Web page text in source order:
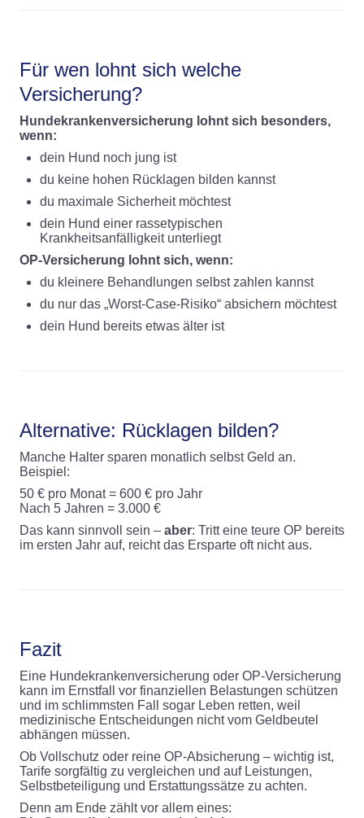
Für wen lohnt sich welche
Versicherung?
Hundekrankenversicherung lohnt sich besonders,
wenn:
dein Hund noch jung ist
du keine hohen Rücklagen bilden kannst
du maximale Sicherheit möchtest
dein Hund einer rassetypischen
Krankheitsanfälligkeit unterliegt
OP-Versicherung lohnt sich, wenn:
du kleinere Behandlungen selbst zahlen kannst
du nur das „Worst-Case-Risiko“ absichern möchtest
dein Hund bereits etwas älter ist
Alternative: Rücklagen bilden?
Manche Halter sparen monatlich selbst Geld an.
Beispiel:
50 € pro Monat = 600 € pro Jahr
Nach 5 Jahren = 3.000 €
Das kann sinnvoll sein – aber: Tritt eine teure OP bereits
im ersten Jahr auf, reicht das Ersparte oft nicht aus.
Fazit
Eine Hundekrankenversicherung oder OP-Versicherung
kann im Ernstfall vor finanziellen Belastungen schützen
und im schlimmsten Fall sogar Leben retten, weil
medizinische Entscheidungen nicht vom Geldbeutel
abhängen müssen.
Ob Vollschutz oder reine OP-Absicherung – wichtig ist,
Tarife sorgfältig zu vergleichen und auf Leistungen,
Selbstbeteiligung und Erstattungssätze zu achten.
Denn am Ende zählt vor allem eines: